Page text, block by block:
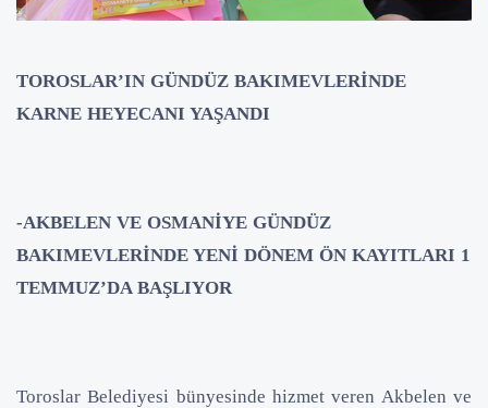
TOROSLAR’IN GÜNDÜZ BAKIMEVLERİNDE
KARNE HEYECANI YAŞANDI
-AKBELEN VE OSMANİYE GÜNDÜZ
BAKIMEVLERİNDE YENİ DÖNEM ÖN KAYITLARI 1
TEMMUZ’DA BAŞLIYOR
Toroslar Belediyesi bünyesinde hizmet veren Akbelen ve